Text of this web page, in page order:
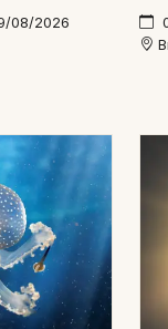
08/2026